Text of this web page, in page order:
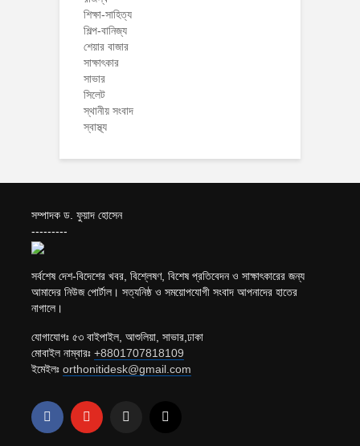
শিক্ষা-সাহিত্য
শিল্প-বানিজ্য
শেয়ার বাজার
সাক্ষাৎকার
সাভার
সিলেট
স্থানীয় সংবাদ
স্বাস্থ্য
সম্পাদক ড. ফুয়াদ হোসেন
---------
সর্বশেষ দেশ-বিদেশের খবর, বিশ্লেষণ, বিশেষ প্রতিবেদন ও সাক্ষাৎকারের জন্য
আমাদের নিউজ পোর্টাল। সত্যনিষ্ঠ ও সময়োপযোগী সংবাদ আপনাদের হাতের
নাগালে।
যোগাযোগঃ ৫৩ বাইপাইল, আশুলিয়া, সাভার,ঢাকা
মোবাইল নাম্বারঃ +8801707818109
ইমেইলঃ orthonitidesk@gmail.com